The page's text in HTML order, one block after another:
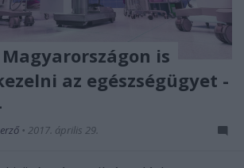
is
az egészségügyet -
• 2017. április 29.